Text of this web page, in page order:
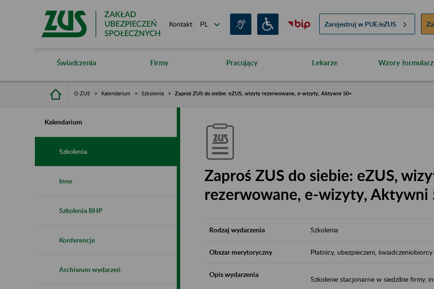
Kontakt Zarejestruj w PUE/eZUS
Świadczenia Firmy Pracujący Lekarze Wzory
O ZUS Kalendarium Szkolenia Zaproś ZUS do siebie: eZUS, wizyty rezerwowane, e-wizyty, Aktywni 50+
Kalendarium
Szkolenia
Inne
Szkolenia BHP
Konferencje
Archiwum wydarzeń
Zaproś ZUS do siebie: eZUS,
rezerwowane, e-wizyty, Aktywni
Rodzaj wydarzenia Szkolenia
Obszar merytoryczny Płatnicy, ubezpieczeni, świadczeniobiorcy
Opis wydarzenia
Szkolenie stacjonarne w siedzibie firmy,